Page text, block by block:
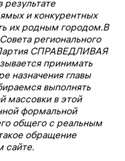
результате
и конкурентных
их родным городом.В
регионального
Партия СПРАВЕДЛИВАЯ
принимать
назначения главы
выполнять
массовки в этой
формальной
общего с реальным
обращение
сайте.